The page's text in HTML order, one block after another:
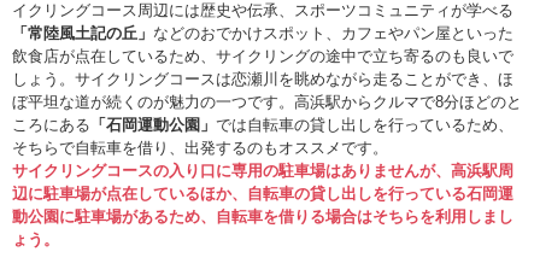
イクリングコース周辺には歴史や伝承、スポーツコミュニティが学べる
「常陸風土記の丘」 などのおでかけスポット、カフェやパン屋といった
飲食店が点在しているため、サイクリングの途中で立ち寄るのも良いで
しょう。サイクリングコースは恋瀬川を眺めながら走ることができ、ほ
ぼ平坦な道が続くのが魅力の一つです。高浜駅からクルマで8分ほどのと
ころにある 「石岡運動公園」 では自転車の貸し出しを行っているため、
そちらで自転車を借り、出発するのもオススメです。
サイクリングコースの入り口に専用の駐車場はありませんが、高浜駅周
辺に駐車場が点在しているほか、自転車の貸し出しを行っている石岡運
動公園に駐車場があるため、自転車を借りる場合はそちらを利用しまし
ょう。